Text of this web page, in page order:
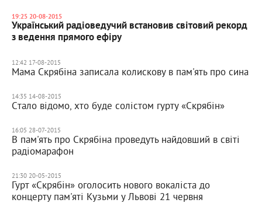
19:25 20-08-2015
Український радіоведучий встановив світовий рекорд
з ведення прямого ефіру
12:42 17-08-2015
Мама Скрябіна записала колискову в пам'ять про сина
14:35 14-08-2015
Cтало відомо, хто буде солістом гурту «Скрябін»
16:05 28-07-2015
В пам'ять про Скрябіна проведуть найдовший в світі
радіомарафон
21:30 20-05-2015
Гурт «Скрябін» оголосить нового вокаліста до
концерту пам'яті Кузьми у Львові 21 червня